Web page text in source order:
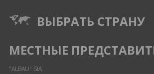
ВЫБРАТЬ СТРАНУ
МЕСТНЫЕ
"ALBAU" SIA